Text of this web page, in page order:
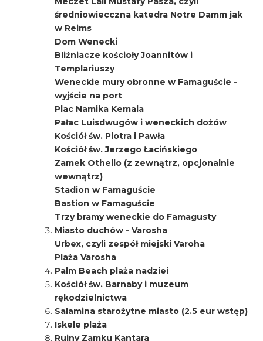
średniowiecczna katedra Notre Damm jak
w Reims
Dom Wenecki
Bliźniacze kościoły Joannitów i
Templariuszy
Weneckie mury obronne w Famaguście -
wyjście na port
Plac Namika Kemala
Pałac Luisdwugów i weneckich dożów
Kościół św. Piotra i Pawła
Kościół św. Jerzego Łacińskiego
Zamek Othello (z zewnątrz, opcjonalnie
wewnątrz)
Stadion w Famaguście
Bastion w Famaguście
Trzy bramy weneckie do Famagusty
Miasto duchów - Varosha
Urbex, czyli zespół miejski Varoha
Plaża Varosha
Palm Beach plaża nadziei
Kościół św. Barnaby i muzeum
rękodzielnictwa
Salamina starożytne miasto (2.5 eur wstęp)
Iskele plaża
Ruiny Zamku Kantara